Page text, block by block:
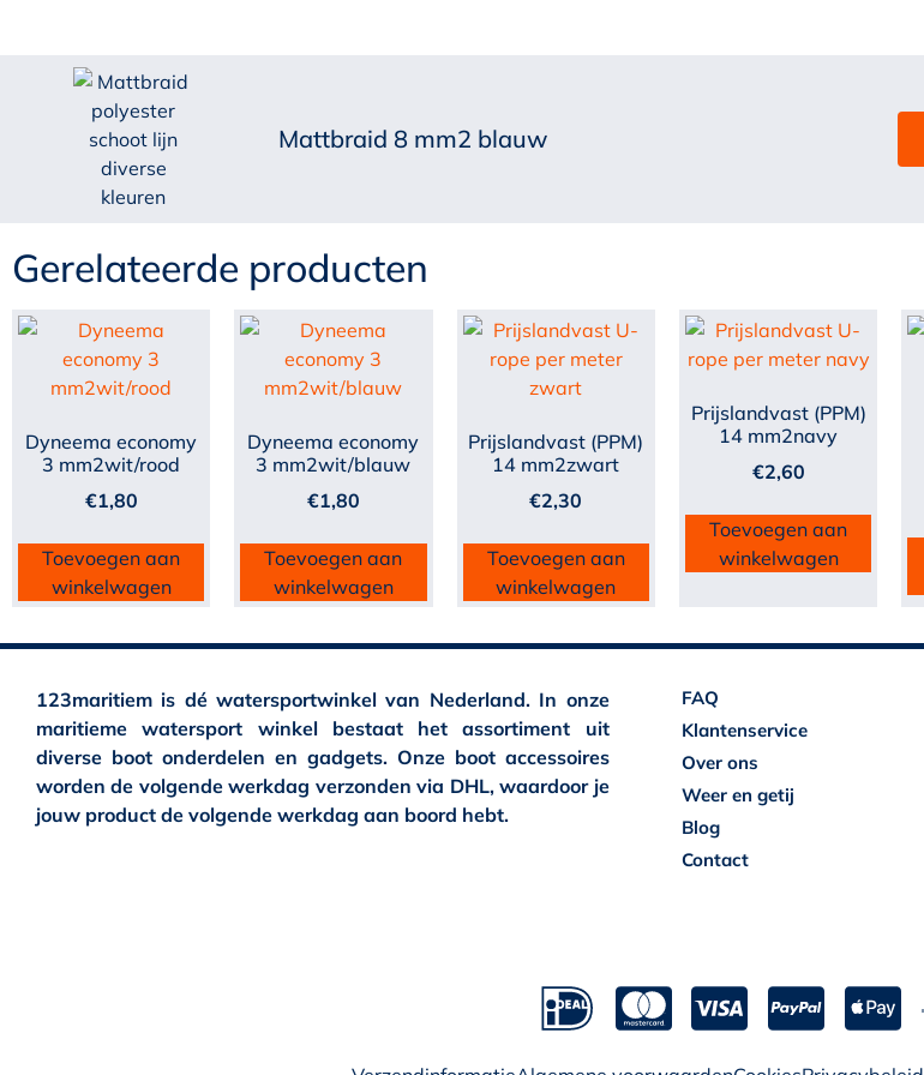
Mattbraid 8 mm2 blauw
Gerelateerde producten
Dyneema economy
3 mm2wit/rood
€1,80
Toevoegen aan
winkelwagen
Dyneema economy
3 mm2wit/blauw
€1,80
Toevoegen aan
winkelwagen
Prijslandvast (PPM)
14 mm2zwart
€2,30
Toevoegen aan
winkelwagen
Prijslandvast (PPM)
14 mm2navy
€2,60
Toevoegen aan
winkelwagen
123maritiem is dé watersportwinkel van Nederland. In onze
maritieme watersport winkel bestaat het assortiment uit
diverse boot onderdelen en gadgets. Onze boot accessoires
worden de volgende werkdag verzonden via DHL, waardoor je
jouw product de volgende werkdag aan boord hebt.
FAQ
Klantenservice
Over ons
Weer en getij
Blog
Contact